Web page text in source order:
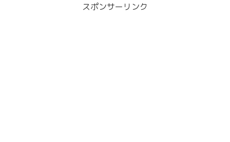
スポンサーリンク